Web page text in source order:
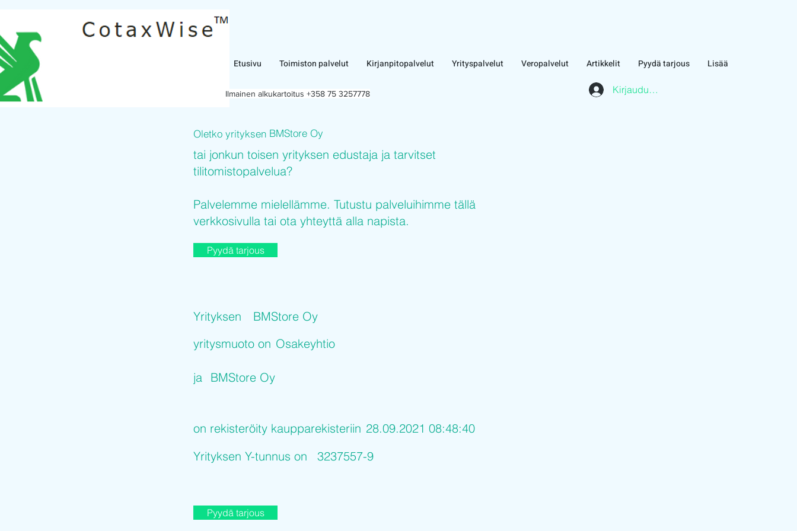
Etusivu Toimiston palvelut Kirjanpitopalvelut Yrityspalvelut Veropalvelut Artikkelit Pyydä tarjous Lisää
Kirjaudu asiakasalueelle
Ilmainen alkukartoitus +358 75 3257778
BMStore Oy
Oletko yrityksen
tai jonkun toisen yrityksen edustaja ja tarvitset
tilitomistopalvelua?
Palvelemme mielellämme. Tutustu palveluihimme tällä
verkkosivulla tai ota yhteyttä alla napista.
Pyydä tarjous
BMStore Oy
Yrityksen
Osakeyhtio
yritysmuoto on
ja BMStore Oy
on rekisteröity kaupparekisteriin 28.09.2021 08:48:40
Yrityksen Y-tunnus on
3237557-9
Pyydä tarjous